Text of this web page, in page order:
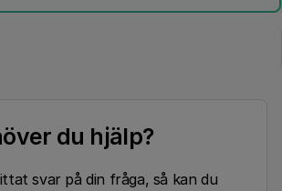
du hjälp?
svar på din fråga, så kan du